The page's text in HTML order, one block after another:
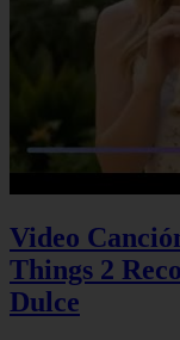
Video
Things 2
Dulce